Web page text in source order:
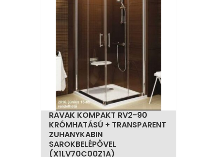
RAVAK KOMPAKT RV2-90
KRÓMHATÁSÚ + TRANSPARENT
ZUHANYKABIN
SAROKBELÉPŐVEL
(X1LV70C00Z1A)